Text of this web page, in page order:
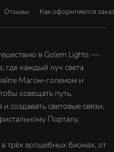
Отзывы Как оформляются
в Golem Lights —
где каждый луч света
Магом-големом и
освещать путь,
создавать световые связи,
Порталу.
трёх волшебных биомах, от